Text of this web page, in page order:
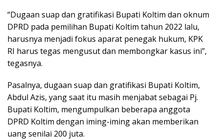
“Dugaan suap dan gratifikasi Bupati Koltim dan oknum
DPRD pada pemilihan Bupati Koltim tahun 2022 lalu,
harusnya menjadi fokus aparat penegak hukum, KPK
RI harus tegas mengusut dan membongkar kasus ini”,
tegasnya.
Pasalnya, dugaan suap dan gratifikasi Bupati Koltim,
Abdul Azis, yang saat itu masih menjabat sebagai Pj.
Bupati Koltim, mengumpulkan beberapa anggota
DPRD Koltim dengan iming-iming akan memberikan
uang senilai 200 juta.